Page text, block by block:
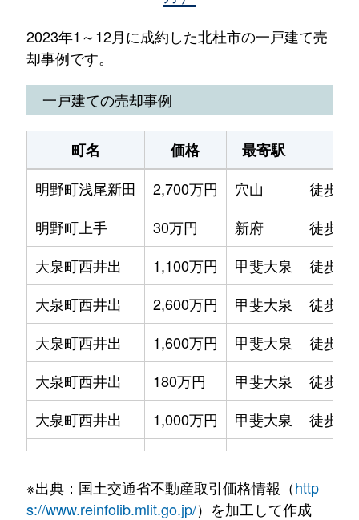
2023年1～12月に成約した北杜市の一戸建て売
却事例です。
一戸建ての売却事例
町名 価格 最寄駅
明野町浅尾新田
2,700万円 穴山
徒歩1
明野町上手
30万円 新府
徒歩45
大泉町西井出
1,100万円 甲斐大泉
徒歩16
大泉町西井出
2,600万円 甲斐大泉
徒歩11
大泉町西井出
1,600万円 甲斐大泉
徒歩24
大泉町西井出
180万円 甲斐大泉
徒歩19
大泉町西井出
1,000万円 甲斐大泉
徒歩16
大泉町西井出
600万円 甲斐大泉
徒歩45
※出典：国土交通省不動産取引価格情報（http
s://www.reinfolib.mlit.go.jp/）を加工して作成